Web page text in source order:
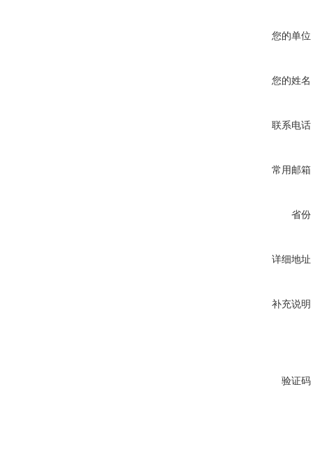
您的单位
您的姓名
联系电话
常用邮箱
省份
详细地址
补充说明
验证码